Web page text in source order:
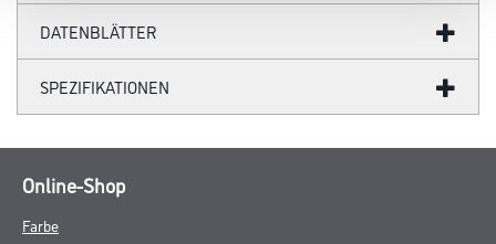
DATENBLÄTTER
SPEZIFIKATIONEN
Online-Shop
Farbe